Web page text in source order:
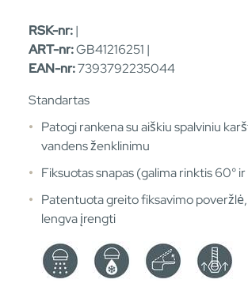
RSK-nr:|
ART-nr:GB41216251 |
EAN-nr:7393792235044
Standartas
Patogi rankena su aiškiu spalviniu
vandens ženklinimu
Fiksuotas snapas (galima rinktis 60° ir
Patentuota greito fiksavimo
lengva įrengti